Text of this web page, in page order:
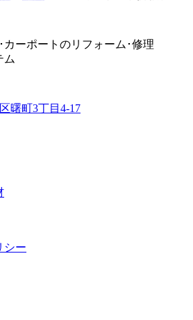
カーポートのリフォーム･修理
ム
曙町3丁目4-17
シー